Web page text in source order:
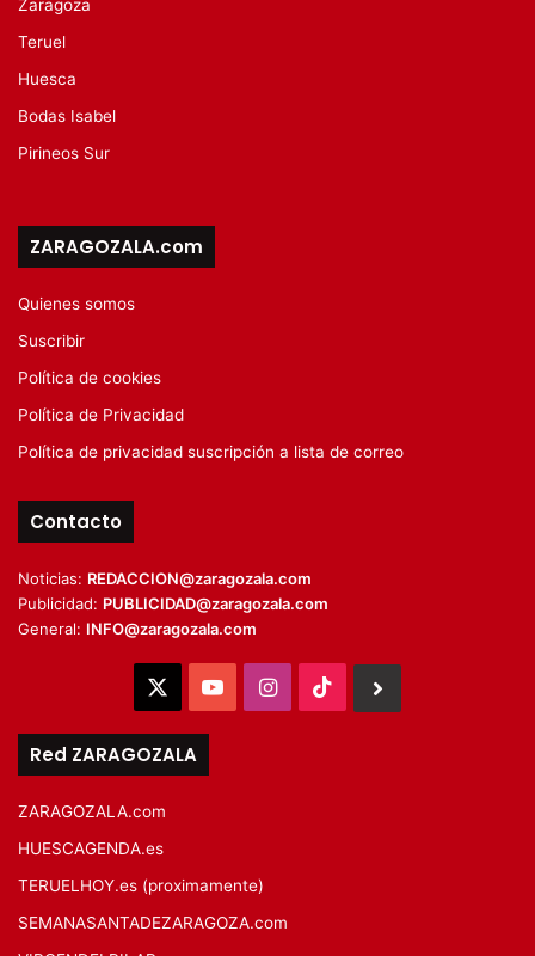
Zaragoza
Teruel
Huesca
Bodas Isabel
Pirineos Sur
ZARAGOZALA.com
Quienes somos
Suscribir
Política de cookies
Política de Privacidad
Política de privacidad suscripción a lista de correo
Contacto
Noticias: REDACCION@zaragozala.com
Publicidad: PUBLICIDAD@zaragozala.com
General: INFO@zaragozala.com
YouTubeInstagram
TikTok
Red ZARAGOZALA
ZARAGOZALA.com
HUESCAGENDA.es
TERUELHOY.es (proximamente)
SEMANASANTADEZARAGOZA.com